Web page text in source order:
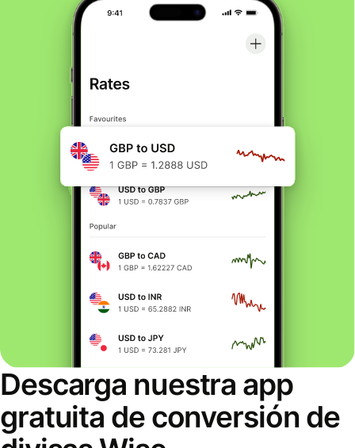
Descarga nuestra app
gratuita de conversión de